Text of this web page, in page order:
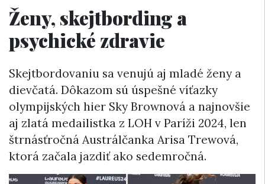
Ženy, skejtbording a
psychické zdravie
Skejtbordovaniu sa venujú aj mladé ženy a
dievčatá. Dôkazom sú úspešné víťazky
olympijských hier Sky Brownová a najnovšie
aj zlatá medailistka z LOH v Paríži 2024, len
štrnásťročná Austrálčanka Arisa Trewová,
ktorá začala jazdiť ako sedemročná.